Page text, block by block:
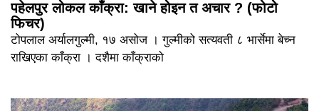
पहेलपुर लोकल काँक्रा: खाने होइन त अचार ? (फोटो
फिचर)
टोपलाल अर्यालगुल्मी, १७ असोज । गुल्मीको सत्यवती ८ भार्सेमा बेच्न
राखिएका काँक्रा । दशैमा काँक्राको